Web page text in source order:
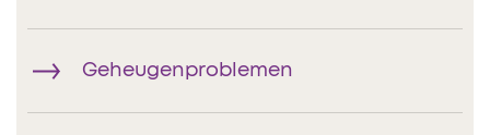
Geheugenproblemen